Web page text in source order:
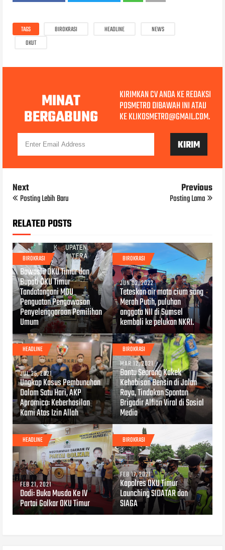
TAGS BIROKRASI HEADLINE
NEWS
OKUT
MINAT
BERGABUNG
KIRIMKAN CV ANDA KE REDAKSI
POSMETRO DIBAWAH INI ATAU
KE KLIKOSMETRO@GMAIL.COM.
Next
Posting Lebih Baru
Previous
Posting Lama
RELATED POSTS
BIROKRASI
AUG 10, 2022
Bawaslu OKU Timur dan
Bupati OKU Timur
Tandatangani MOU
Penguatan Pengawasan
Penyelenggaraan Pemilihan
Umum
BIROKRASI
JUN 02, 2022
Teteskan air mata cium sang
Merah Putih, puluhan
anggota NII di Sumsel
kembali ke pelukan NKRI.
HEADLINE
JUL 25, 2021
Ungkap Kasus Pembunuhan
Dalam Satu Hari, AKP
Apromico: Keberhasilan
Kami Atas Izin Allah
BIROKRASI
MAR 12, 2021
Bantu Seorang Kakek
Kehabisan Bensin di Jalan
Raya, Tindakan Spontan
Brigadir Alfian Viral di Sosial
Media
HEADLINE
FEB 21, 2021
Dodi: Buka Musda Ke IV
Partai Golkar OKU Timur
BIROKRASI
FEB 17, 2021
Kapolres OKU Timur
Launching SIDATAR dan
SIAGA